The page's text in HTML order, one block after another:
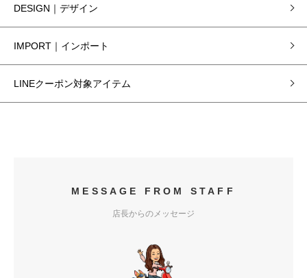
DESIGN｜デザイン
IMPORT｜インポート
LINEクーポン対象アイテム
MESSAGE FROM STAFF
店長からのメッセージ